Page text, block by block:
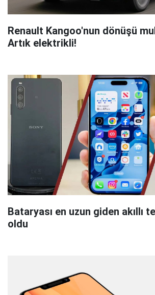
Renault Kangoo'nun dönüşü
Artık elektrikli!
Bataryası en uzun giden akıllı
oldu